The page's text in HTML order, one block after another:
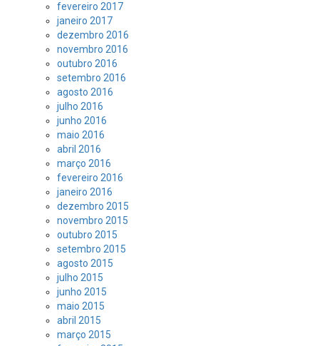
fevereiro 2017
janeiro 2017
dezembro 2016
novembro 2016
outubro 2016
setembro 2016
agosto 2016
julho 2016
junho 2016
maio 2016
abril 2016
março 2016
fevereiro 2016
janeiro 2016
dezembro 2015
novembro 2015
outubro 2015
setembro 2015
agosto 2015
julho 2015
junho 2015
maio 2015
abril 2015
março 2015